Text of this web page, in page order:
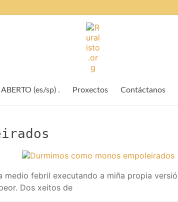
rural
(es/sp) . Proxectos Contáctanos
medio febril executando a miña propia
Dos xeitos de